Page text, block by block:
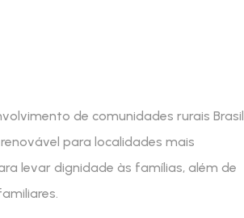
de comunidades rurais Brasil
para localidades mais
levar dignidade às famílias, além de